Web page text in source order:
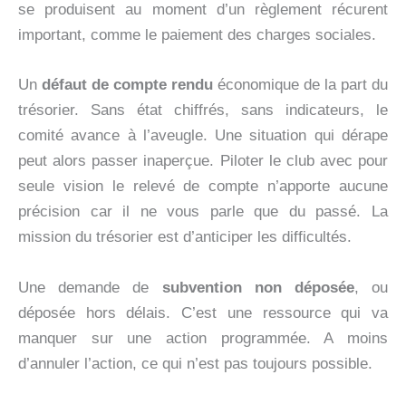
se produisent au moment d’un règlement récurent
important, comme le paiement des charges sociales.
Un défaut de compte rendu économique de la part du
trésorier. Sans état chiffrés, sans indicateurs, le
comité avance à l’aveugle. Une situation qui dérape
peut alors passer inaperçue. Piloter le club avec pour
seule vision le relevé de compte n’apporte aucune
précision car il ne vous parle que du passé. La
mission du trésorier est d’anticiper les difficultés.
Une demande de subvention non déposée, ou
déposée hors délais. C’est une ressource qui va
manquer sur une action programmée. A moins
d’annuler l’action, ce qui n’est pas toujours possible.